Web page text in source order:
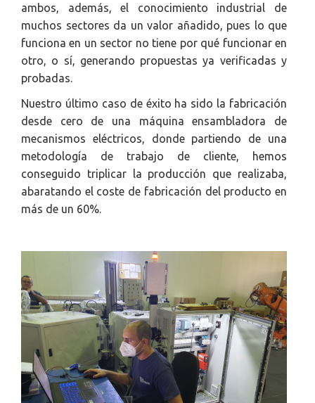
ambos, además, el conocimiento industrial de
muchos sectores da un valor añadido, pues lo que
funciona en un sector no tiene por qué funcionar en
otro, o sí, generando propuestas ya verificadas y
probadas.
Nuestro último caso de éxito ha sido la fabricación
desde cero de una máquina ensambladora de
mecanismos eléctricos, donde partiendo de una
metodología de trabajo de cliente, hemos
conseguido triplicar la producción que realizaba,
abaratando el coste de fabricación del producto en
más de un 60%.